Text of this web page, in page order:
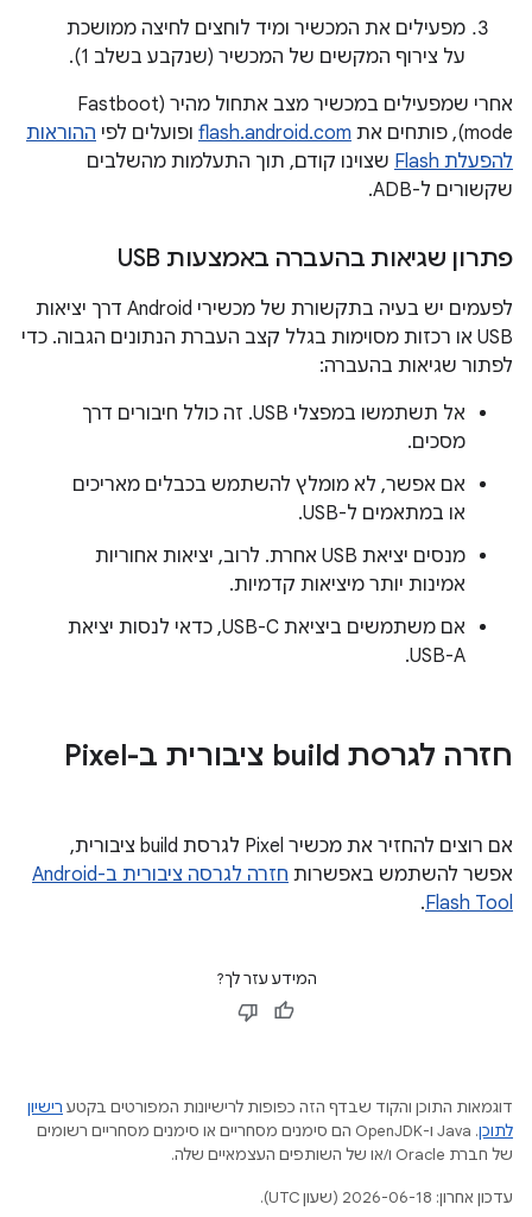
מפעילים את המכשיר ומיד לוחצים לחיצה ממושכת
על צירוף המקשים של המכשיר (שנקבע בשלב 1).
אחרי שמפעילים במכשיר מצב אתחול מהיר (Fastboot
mode), פותחים את
flash.android.com ופועלים לפי ההוראות
להפעלת Flash
שצוינו קודם, תוך התעלמות מהשלבים
שקשורים ל-ADB.
פתרון שגיאות בהעברה באמצעות USB
לפעמים יש בעיה בתקשורת של מכשירי Android דרך יציאות
USB או רכזות מסוימות בגלל קצב העברת הנתונים הגבוה. כדי
לפתור שגיאות בהעברה:
אל תשתמשו במפצלי USB. זה כולל חיבורים דרך
מסכים.
אם אפשר, לא מומלץ להשתמש בכבלים מאריכים
או במתאמים ל-USB.
מנסים יציאת USB אחרת. לרוב, יציאות אחוריות
אמינות יותר מיציאות קדמיות.
אם משתמשים ביציאת USB-C, כדאי לנסות יציאת
USB-A.
חזרה לגרסת build ציבורית ב-Pixel
אם רוצים להחזיר את מכשיר Pixel לגרסת build ציבורית,
אפשר להשתמש באפשרות
חזרה לגרסה ציבורית ב-Android
Flash Tool
.
המידע עזר לך?
דוגמאות התוכן והקוד שבדף הזה כפופות לרישיונות המפורטים בקטע רישיון
לתוכן
.‏ Java ו-OpenJDK הם סימנים מסחריים או סימנים מסחריים רשומים
של חברת Oracle ו/או של השותפים העצמאיים שלה.
עדכון אחרון: 2026-06-18 (שעון UTC).